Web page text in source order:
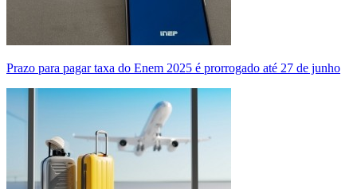
Prazo para pagar taxa do Enem 2025 é prorrogado até 27 de junho